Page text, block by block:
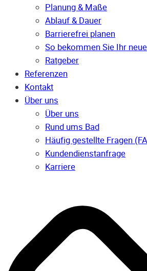
Planung & Maße
Ablauf & Dauer
Barrierefrei planen
So bekommen Sie Ihr
Ratgeber
Referenzen
Kontakt
Über uns
Über uns
Rund ums Bad
Häufig gestellte Fragen
Kunden­dienst­anfrage
Karriere